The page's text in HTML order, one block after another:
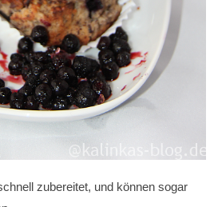
zubereitet, und können sogar